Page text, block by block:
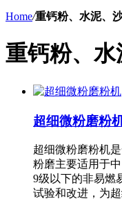
Home/重钙粉、水泥、
重钙粉、
超细微粉磨粉
超细微粉磨粉机
粉磨主要适用于
9级以下的非易燃
试验和改进，为